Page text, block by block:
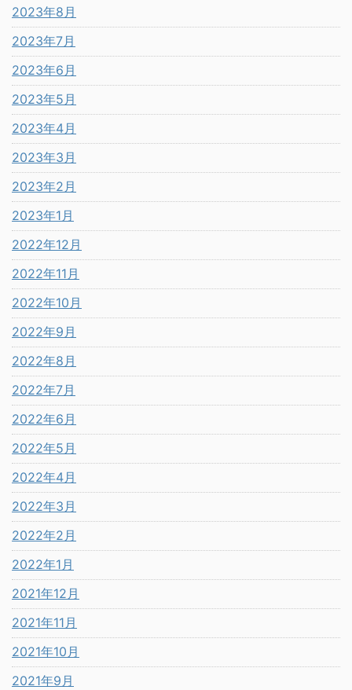
2023年8月
2023年7月
2023年6月
2023年5月
2023年4月
2023年3月
2023年2月
2023年1月
2022年12月
2022年11月
2022年10月
2022年9月
2022年8月
2022年7月
2022年6月
2022年5月
2022年4月
2022年3月
2022年2月
2022年1月
2021年12月
2021年11月
2021年10月
2021年9月